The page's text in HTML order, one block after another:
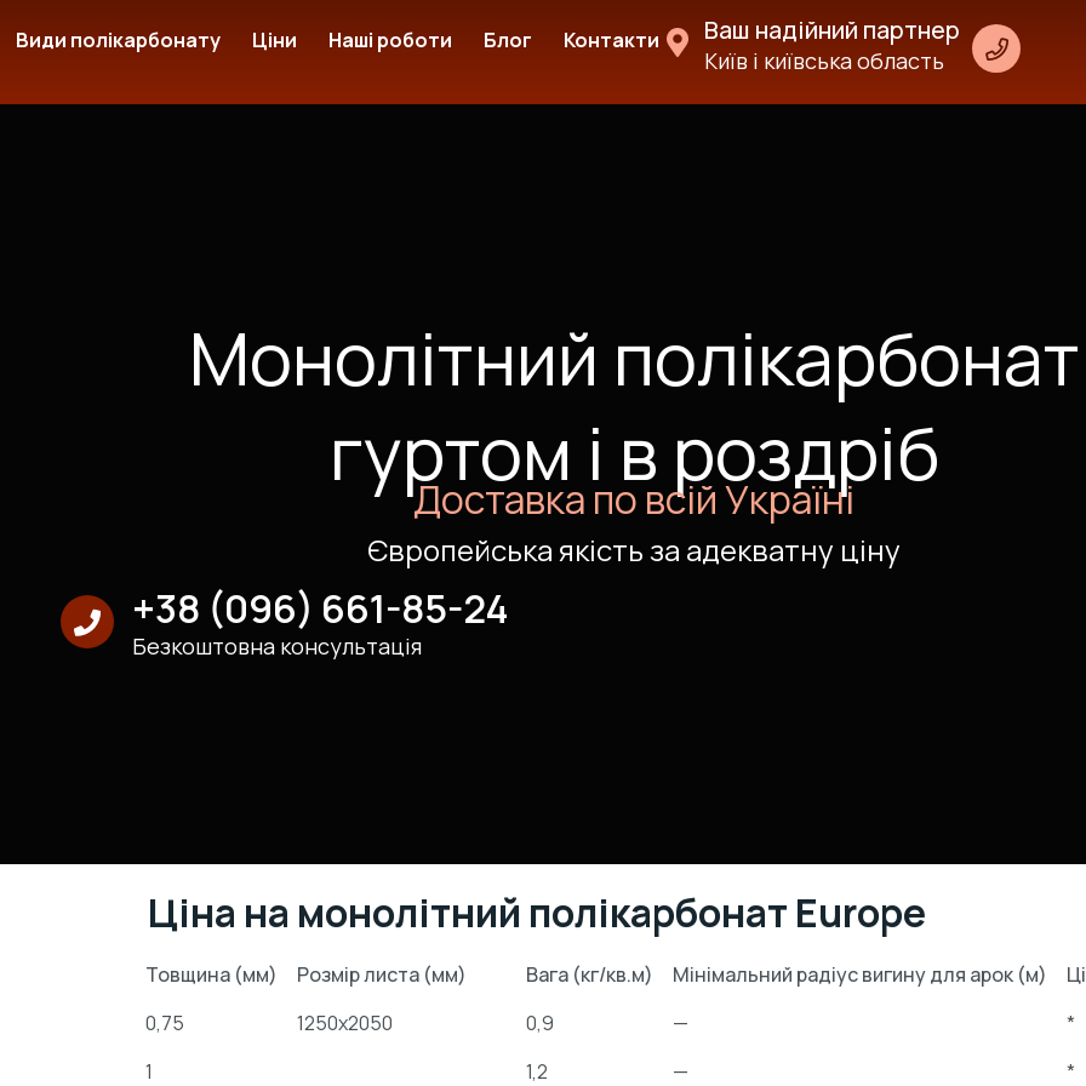
Види полікарбонату Ціни Наші роботи Блог Контакти Ваш надійний партнер
Київ і київська область
Монолітний полікарбонат
гуртом і в роздріб
Доставка по всій Україні
Європейська якість за адекватну ціну
+38 (096) 661-85-24
Безкоштовна консультація
Ціна на монолітний полікарбонат Europe
Товщина (мм) Розмір листа (мм) Вага (кг/кв.м) Мінімальний радіус вигину для арок (м)
0,75
1250х2050 0,9 — *
1
1,2 — *